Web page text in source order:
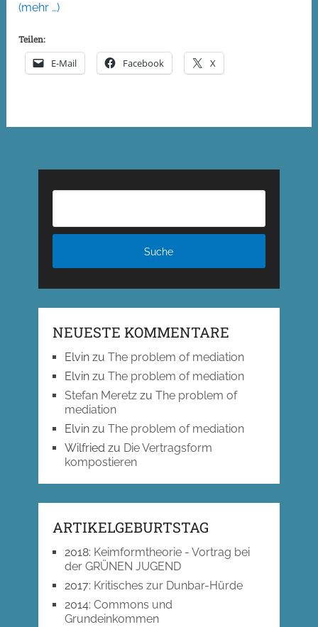
(mehr …)
Teilen:
E-Mail Facebook X
NEUESTE KOMMENTARE
Elvinzu The problem of mediation
Elvinzu The problem of mediation
Stefan Meretzzu The problem of
mediation
Elvinzu The problem of mediation
Wilfried zu Die Vertragsform
kompostieren
ARTIKELGEBURTSTAG
2018: Keimformtheorie - Vortrag bei
der GRÜNEN JUGEND
2017: Kritisches zur Dunbar-Hürde
2014: Commons und
Grundeinkommen